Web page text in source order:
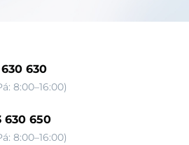
630
8:00–16:00)
630 650
8:00–16:00)